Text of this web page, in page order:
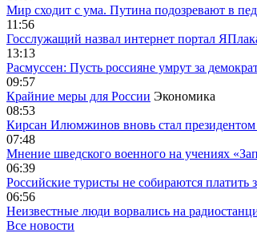
Мир сходит с ума. Путина подозревают в
11:56
Госслужащий назвал интернет портал
13:13
Расмуссен: Пусть россияне умрут за
09:57
Крайние меры для России Экономика
08:53
Кирсан Илюмжинов вновь стал
07:48
Мнение шведского военного на учениях
06:39
Российские туристы не собираются платить
06:56
Неизвестные люди ворвались на
Все новости